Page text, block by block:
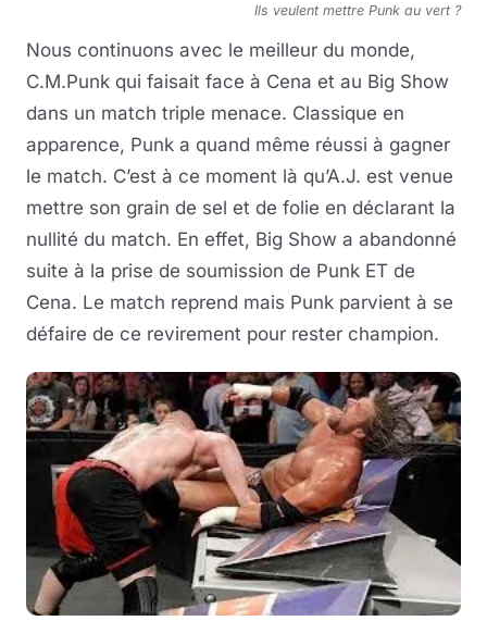
Ils veulent mettre Punk au vert ?
Nous continuons avec le meilleur du monde,
C.M.Punk qui faisait face à Cena et au Big Show
dans un match triple menace. Classique en
apparence, Punk a quand même réussi à gagner
le match. C’est à ce moment là qu’A.J. est venue
mettre son grain de sel et de folie en déclarant la
nullité du match. En effet, Big Show a abandonné
suite à la prise de soumission de Punk ET de
Cena. Le match reprend mais Punk parvient à se
défaire de ce revirement pour rester champion.